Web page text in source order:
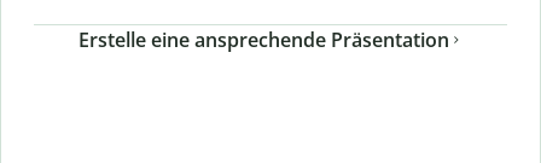
Erstelle eine ansprechende Präsentation